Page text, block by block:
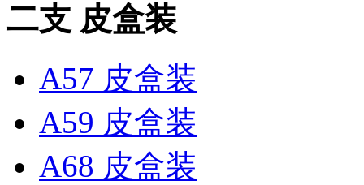
二支 皮盒装
A57 皮盒装
A59 皮盒装
A68 皮盒装